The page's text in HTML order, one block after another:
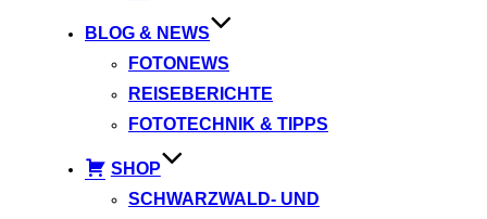
BLOG & NEWS
FOTONEWS
REISEBERICHTE
FOTOTECHNIK & TIPPS
SHOP
SCHWARZWALD- UND